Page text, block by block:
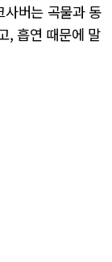
버는 곡물과 동
, 흡연 때문에 말